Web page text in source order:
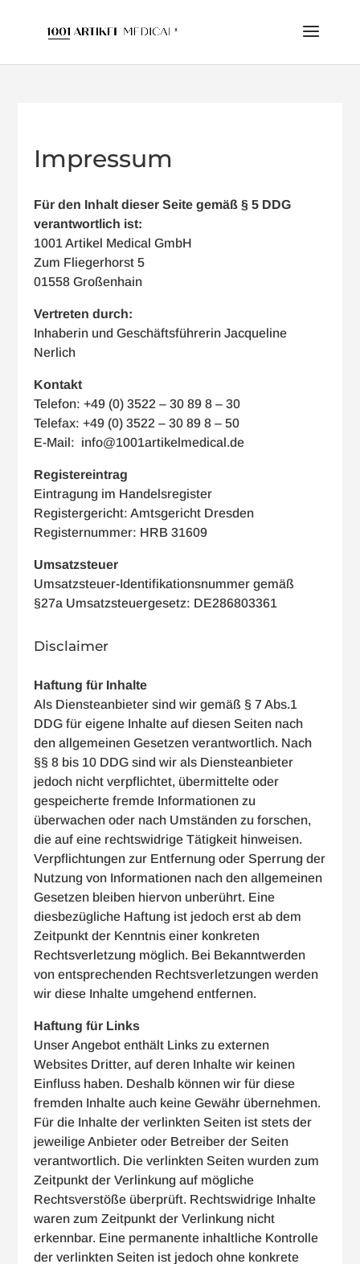
Impressum
Für den Inhalt dieser Seite gemäß § 5 DDG
verantwortlich ist:
1001 Artikel Medical GmbH
Zum Fliegerhorst 5
01558 Großenhain
Vertreten durch:
Inhaberin und Geschäftsführerin Jacqueline
Nerlich
Kontakt
Telefon: +49 (0) 3522 – 30 89 8 – 30
Telefax: +49 (0) 3522 – 30 89 8 – 50
E-Mail: info@1001artikelmedical.de
Registereintrag
Eintragung im Handelsregister
Registergericht: Amtsgericht Dresden
Registernummer: HRB 31609
Umsatzsteuer
Umsatzsteuer-Identifikationsnummer gemäß
§27a Umsatzsteuergesetz: DE286803361
Disclaimer
Haftung für Inhalte
Als Diensteanbieter sind wir gemäß § 7 Abs.1
DDG für eigene Inhalte auf diesen Seiten nach
den allgemeinen Gesetzen verantwortlich. Nach
§§ 8 bis 10 DDG sind wir als Diensteanbieter
jedoch nicht verpflichtet, übermittelte oder
gespeicherte fremde Informationen zu
überwachen oder nach Umständen zu forschen,
die auf eine rechtswidrige Tätigkeit hinweisen.
Verpflichtungen zur Entfernung oder Sperrung der
Nutzung von Informationen nach den allgemeinen
Gesetzen bleiben hiervon unberührt. Eine
diesbezügliche Haftung ist jedoch erst ab dem
Zeitpunkt der Kenntnis einer konkreten
Rechtsverletzung möglich. Bei Bekanntwerden
von entsprechenden Rechtsverletzungen werden
wir diese Inhalte umgehend entfernen.
Haftung für Links
Unser Angebot enthält Links zu externen
Websites Dritter, auf deren Inhalte wir keinen
Einfluss haben. Deshalb können wir für diese
fremden Inhalte auch keine Gewähr übernehmen.
Für die Inhalte der verlinkten Seiten ist stets der
jeweilige Anbieter oder Betreiber der Seiten
verantwortlich. Die verlinkten Seiten wurden zum
Zeitpunkt der Verlinkung auf mögliche
Rechtsverstöße überprüft. Rechtswidrige Inhalte
waren zum Zeitpunkt der Verlinkung nicht
erkennbar. Eine permanente inhaltliche Kontrolle
der verlinkten Seiten ist jedoch ohne konkrete